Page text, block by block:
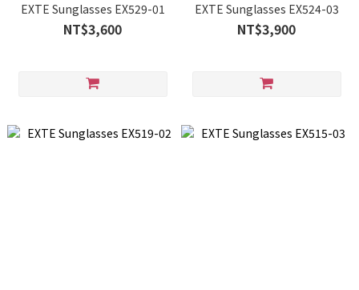
EXTE Sunglasses EX529-01
NT$3,600
EXTE Sunglasses EX524-03
NT$3,900